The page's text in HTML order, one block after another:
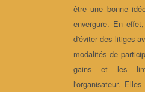
être une bonne
envergure. En
d'éviter des litiges
modalités de
gains et les
l'organisateur.